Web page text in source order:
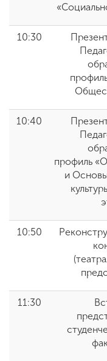
10:30
10:40
профиль «
и
10:50
11:30